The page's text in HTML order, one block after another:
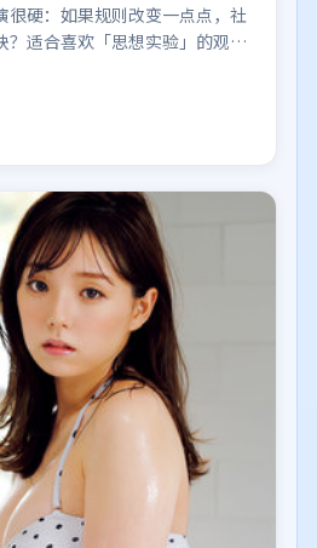
很硬：如果规则改变一点点，社
？适合喜欢「思想实验」的观